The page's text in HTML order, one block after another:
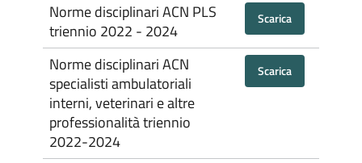
Norme disciplinari ACN PLS
triennio 2022 - 2024
Scarica
Norme disciplinari ACN
specialisti ambulatoriali
interni, veterinari e altre
professionalità triennio
2022-2024
Scarica